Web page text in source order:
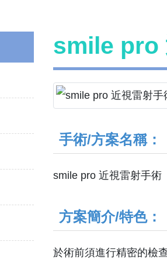
smile pro
手術/方案名稱：
smile pro 近視雷射手術
方案簡介/特色：
於術前須進行精密的檢